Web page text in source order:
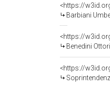
<https://
Barbiani
<https://
Benedini
<https://